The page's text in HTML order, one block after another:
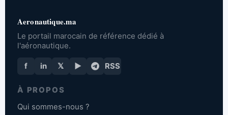
Aeronautique.ma
Le portail marocain de référence dédié à
l'aéronautique.
f in 𝕏 ▶ RSS
À PROPOS
Qui sommes-nous ?